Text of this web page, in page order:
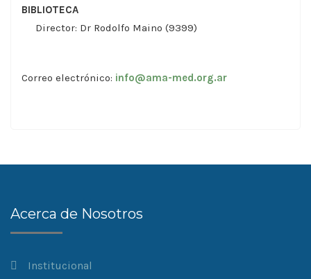
BIBLIOTECA
Director: Dr Rodolfo Maino (9399)
Correo electrónico: info@ama-med.org.ar
Acerca de Nosotros
Institucional